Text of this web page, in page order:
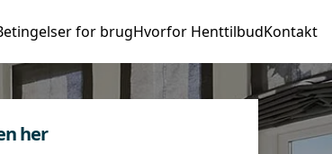
for brugHvorfor HenttilbudKontakt
her